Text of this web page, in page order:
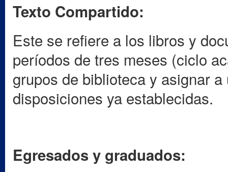
Texto Compartido:
Este se refiere a los libros y
períodos de tres meses (ciclo
grupos de biblioteca y asignar
disposiciones ya establecidas.
Egresados y graduados: